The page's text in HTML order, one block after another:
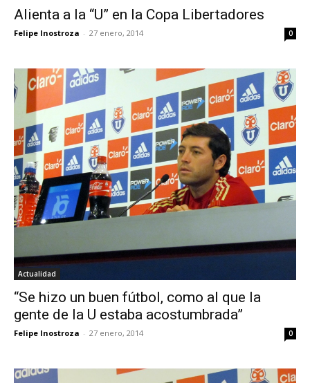
Alienta a la “U” en la Copa Libertadores
Felipe Inostroza - 27 enero, 2014 0
Actualidad
“Se hizo un buen fútbol, como al que la
gente de la U estaba acostumbrada”
Felipe Inostroza - 27 enero, 2014 0